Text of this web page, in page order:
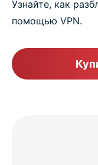
Узнайте, как
помощью VPN.